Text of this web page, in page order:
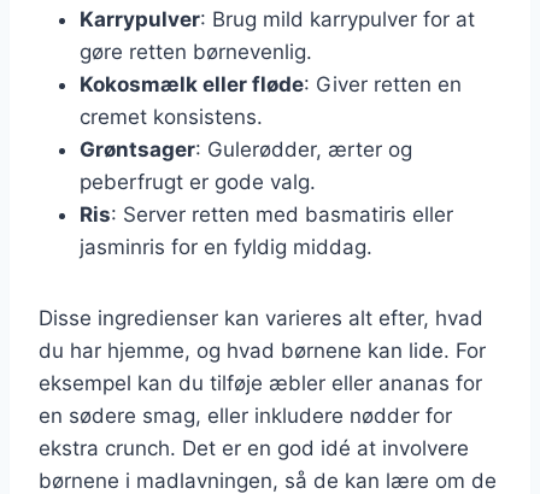
Karrypulver: Brug mild karrypulver for at
gøre retten børnevenlig.
Kokosmælk eller fløde: Giver retten en
cremet konsistens.
Grøntsager: Gulerødder, ærter og
peberfrugt er gode valg.
Ris: Server retten med basmatiris eller
jasminris for en fyldig middag.
Disse ingredienser kan varieres alt efter, hvad
du har hjemme, og hvad børnene kan lide. For
eksempel kan du tilføje æbler eller ananas for
en sødere smag, eller inkludere nødder for
ekstra crunch. Det er en god idé at involvere
børnene i madlavningen, så de kan lære om de